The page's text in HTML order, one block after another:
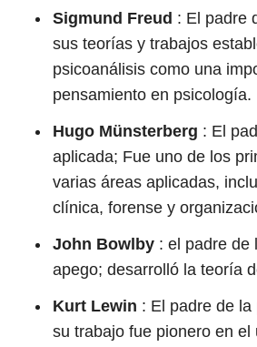
Sigmund Freud : El padre
sus teorías y trabajos
psicoanálisis como una
pensamiento en psicología.
Hugo Münsterberg : El
aplicada; Fue uno de los
varias áreas aplicadas,
clínica, forense y
John Bowlby : el padre de
apego; desarrolló la teoría
Kurt Lewin : El padre de
su trabajo fue pionero en el